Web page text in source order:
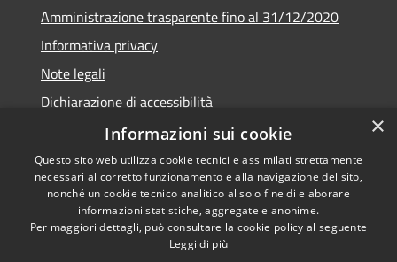
Amministrazione trasparente fino al 31/12/2020
Informativa privacy
Note legali
Dichiarazione di accessibilità
Accessibilità
Privacy
Copyright © 2026 • Comune di
Teramo • Powered by
Municipium• Accesso
×
Informazioni sui cookie
Questo sito web utilizza cookie tecnici e assimilati strettamente
necessari al corretto funzionamento e alla navigazione del sito,
nonché un cookie tecnico analitico al solo fine di elaborare
informazioni statistiche, aggregate e anonime.
Per maggiori dettagli, può consultare la cookie policy al seguente
Leggi di più